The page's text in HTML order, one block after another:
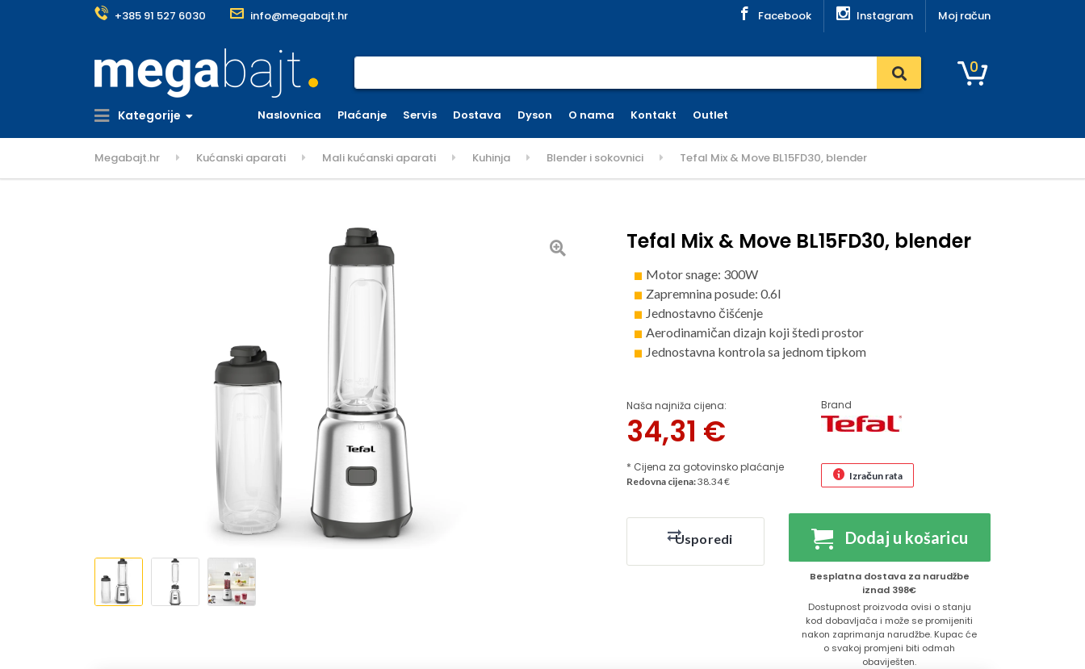
+385 91 527 6030 info@megabajt.hr Facebook Instagram Moj račun
0
Kategorije Naslovnica Plaćanje Servis Dostava Dyson O nama Kontakt Outlet
Megabajt.hr Kućanski aparati Mali kućanski aparati Kuhinja Blender i sokovnici Tefal Mix & Move BL15FD30, blender
Tefal Mix & Move BL15FD30, blender
Motor snage: 300W
Zapremnina posude: 0.6l
Jednostavno čišćenje
Aerodinamičan dizajn koji štedi prostor
Jednostavna kontrola sa jednom tipkom
Naša najniža cijena:
34,31 €
* Cijena za gotovinsko plaćanje
Brand
Redovna cijena:38.34 € Izračun rata
Usporedi Dodaj u košaricu
Besplatna dostava za narudžbe
iznad 398€
Dostupnost proizvoda ovisi o stanju
kod dobavljača i može se promijeniti
nakon zaprimanja narudžbe. Kupac će
o svakoj promjeni biti odmah
obaviješten.